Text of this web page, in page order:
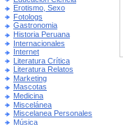
Erotismo, Sexo
Fotologs
Gastronomia
Historia Peruana
Internacionales
Internet
Literatura Crítica
Literatura Relatos
Marketing
Mascotas
Medicina
Miscelánea
Miscelanea Personales
Música